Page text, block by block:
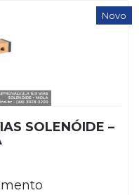
SOLENÓIDE –
Novo